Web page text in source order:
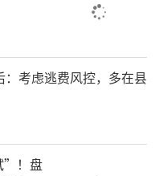
考虑逃费风控，多在县
”！盘